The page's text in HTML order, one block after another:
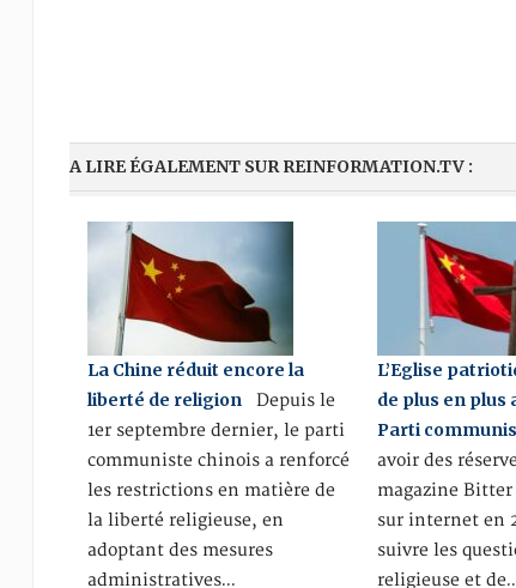
A LIRE ÉGALEMENT SUR REINFORMATION.TV :
La Chine réduit encore la
liberté de religionDepuis le
1er septembre dernier, le parti
communiste chinois a renforcé
les restrictions en matière de
la liberté religieuse, en
adoptant des mesures
administratives…
L’Eglise
de plus en plus
Parti
avoir des
magazine
sur internet en
suivre les
religieuse et